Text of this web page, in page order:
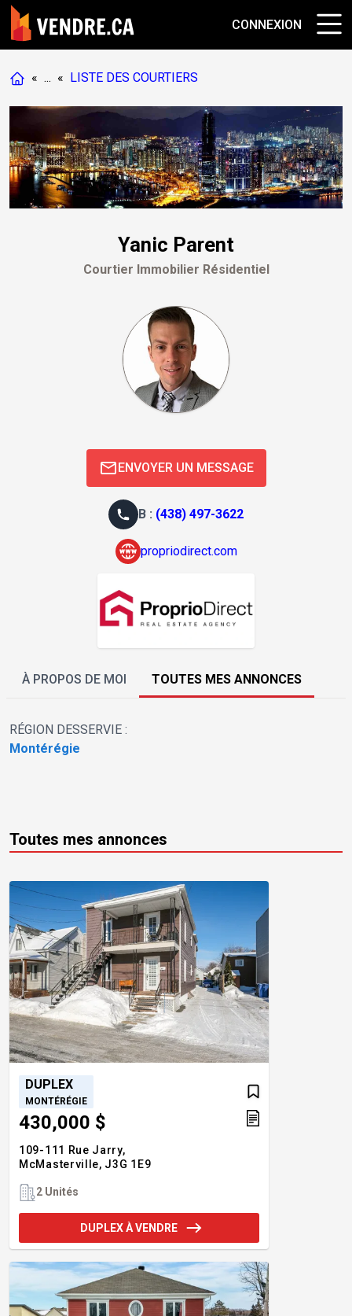
CONNEXION
« ... « LISTE DES COURTIERS
Yanic Parent
Courtier Immobilier Résidentiel
ENVOYER UN MESSAGE
B: (438) 497-3622
propriodirect.com
À PROPOS DE MOI TOUTES MES ANNONCES
RÉGION DESSERVIE :
Montérégie
Toutes mes annonces
DUPLEX
MONTÉRÉGIE
430,000 $
109-111 Rue Jarry,
McMasterville, J3G 1E9
2 Unités
DUPLEX À VENDRE